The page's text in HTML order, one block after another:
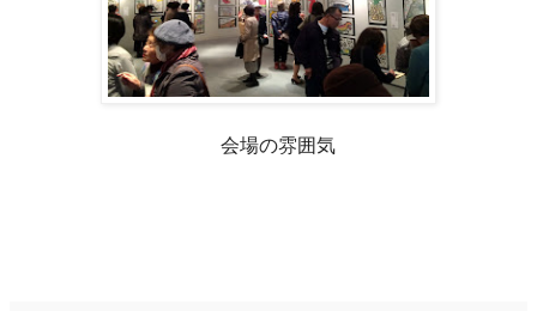
会場の雰囲気